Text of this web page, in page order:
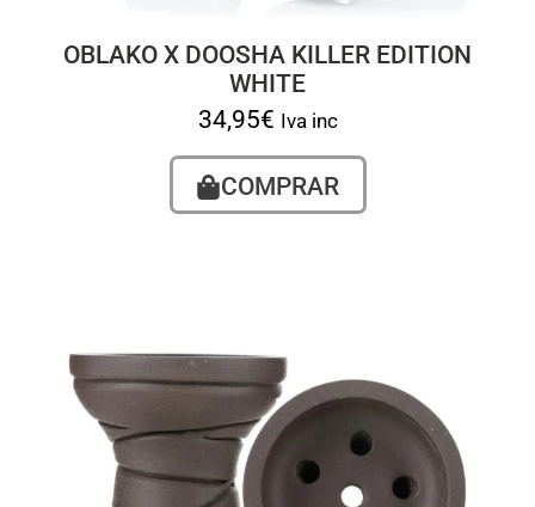
OBLAKO X DOOSHA KILLER EDITION
WHITE
34,95€ Iva inc
COMPRAR